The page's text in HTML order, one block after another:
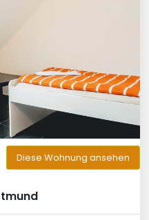
Diese Wohnung ansehen